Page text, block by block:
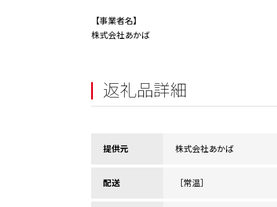
【事業者名】
株式会社あかば
返礼品詳細
提供元 株式会社あかば
配送 ［常温］